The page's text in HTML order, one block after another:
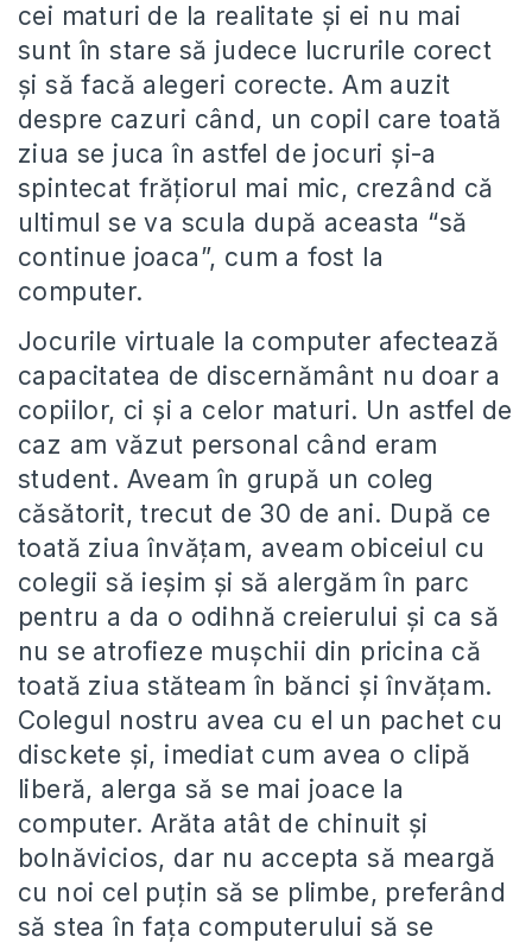
cei maturi de la realitate şi ei nu mai
sunt în stare să judece lucrurile corect
şi să facă alegeri corecte. Am auzit
despre cazuri când, un copil care toată
ziua se juca în astfel de jocuri şi-a
spintecat frăţiorul mai mic, crezând că
ultimul se va scula după aceasta “să
continue joaca”, cum a fost la
computer.
Jocurile virtuale la computer afectează
capacitatea de discernământ nu doar a
copiilor, ci şi a celor maturi. Un astfel de
caz am văzut personal când eram
student. Aveam în grupă un coleg
căsătorit, trecut de 30 de ani. După ce
toată ziua învăţam, aveam obiceiul cu
colegii să ieşim şi să alergăm în parc
pentru a da o odihnă creierului şi ca să
nu se atrofieze muşchii din pricina că
toată ziua stăteam în bănci şi învăţam.
Colegul nostru avea cu el un pachet cu
disckete şi, imediat cum avea o clipă
liberă, alerga să se mai joace la
computer. Arăta atât de chinuit şi
bolnăvicios, dar nu accepta să meargă
cu noi cel puţin să se plimbe, preferând
să stea în faţa computerului să se